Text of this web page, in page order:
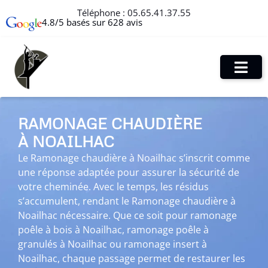
Téléphone : 05.65.41.37.55
4.8/5 basés sur 628 avis
RAMONAGE CHAUDIÈRE
À NOAILHAC
Le Ramonage chaudière à Noailhac s’inscrit comme
une réponse adaptée pour assurer la sécurité de
votre cheminée. Avec le temps, les résidus
s’accumulent, rendant le Ramonage chaudière à
Noailhac nécessaire. Que ce soit pour ramonage
poêle à bois à Noailhac, ramonage poêle à
granulés à Noailhac ou ramonage insert à
Noailhac, chaque passage permet de restaurer les